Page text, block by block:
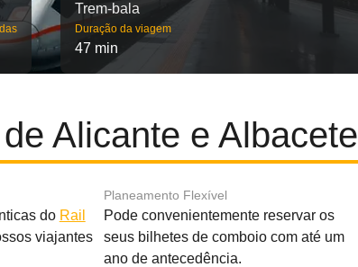
Trem-bala
Duração da viagem
47 min
Alicante e Albacete
do Rail
viajantes
Planeamento Flexível
Pode convenientemente reservar os
seus bilhetes de comboio com até um
ano de antecedência.